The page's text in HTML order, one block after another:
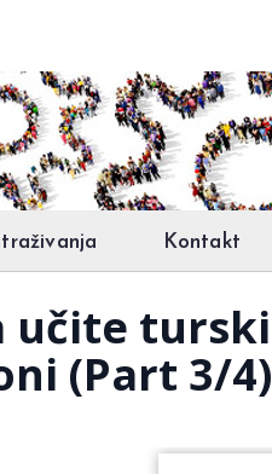
Kontakt
učite turski
(Part 3/4)